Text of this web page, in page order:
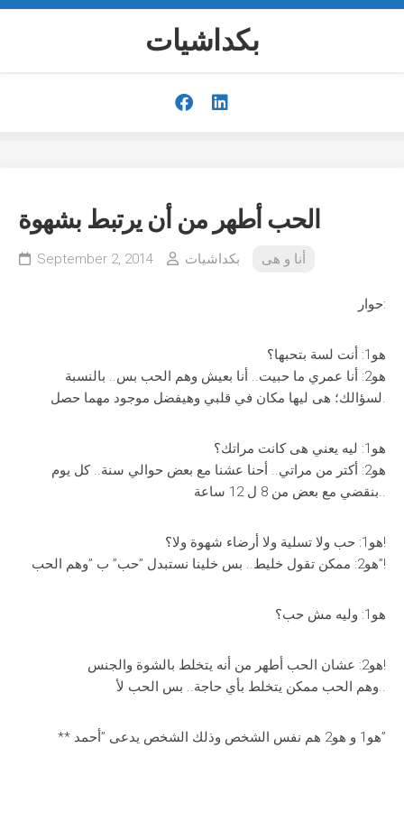
Skip
بكداشيات
الحب أطهر من أن يرتبط بشهوة
September 2, 2014 بكداشيات أنا و هى
حوار:
هو1: أنت لسة بتحبها؟
هو2: أنا عمري ما حبيت.. أنا بعيش وهم الحب بس.. بالنسبة
لسؤالك؛ هى ليها مكان في قلبي وهيفضل موجود مهما حصل.
هو1: ليه يعني هى كانت مراتك؟
هو2: أكتر من مراتي.. أحنا عشنا مع بعض حوالي سنة.. كل يوم
بنقضي مع بعض من 8 ل 12 ساعة..
هو1: حب ولا تسلية ولا أرضاء شهوة ولا؟!
هو2: ممكن تقول خليط.. بس خلينا نستبدل ”حب” ب ”وهم الحب”!
هو1: وليه مش حب؟
هو2: عشان الحب أطهر من أنه يتخلط بالشوة والجنس!
وهم الحب ممكن يتخلط بأي حاجة.. بس الحب لأ..
** هو1 و هو2 هم نفس الشخص وذلك الشخص يدعى ”أحمد”